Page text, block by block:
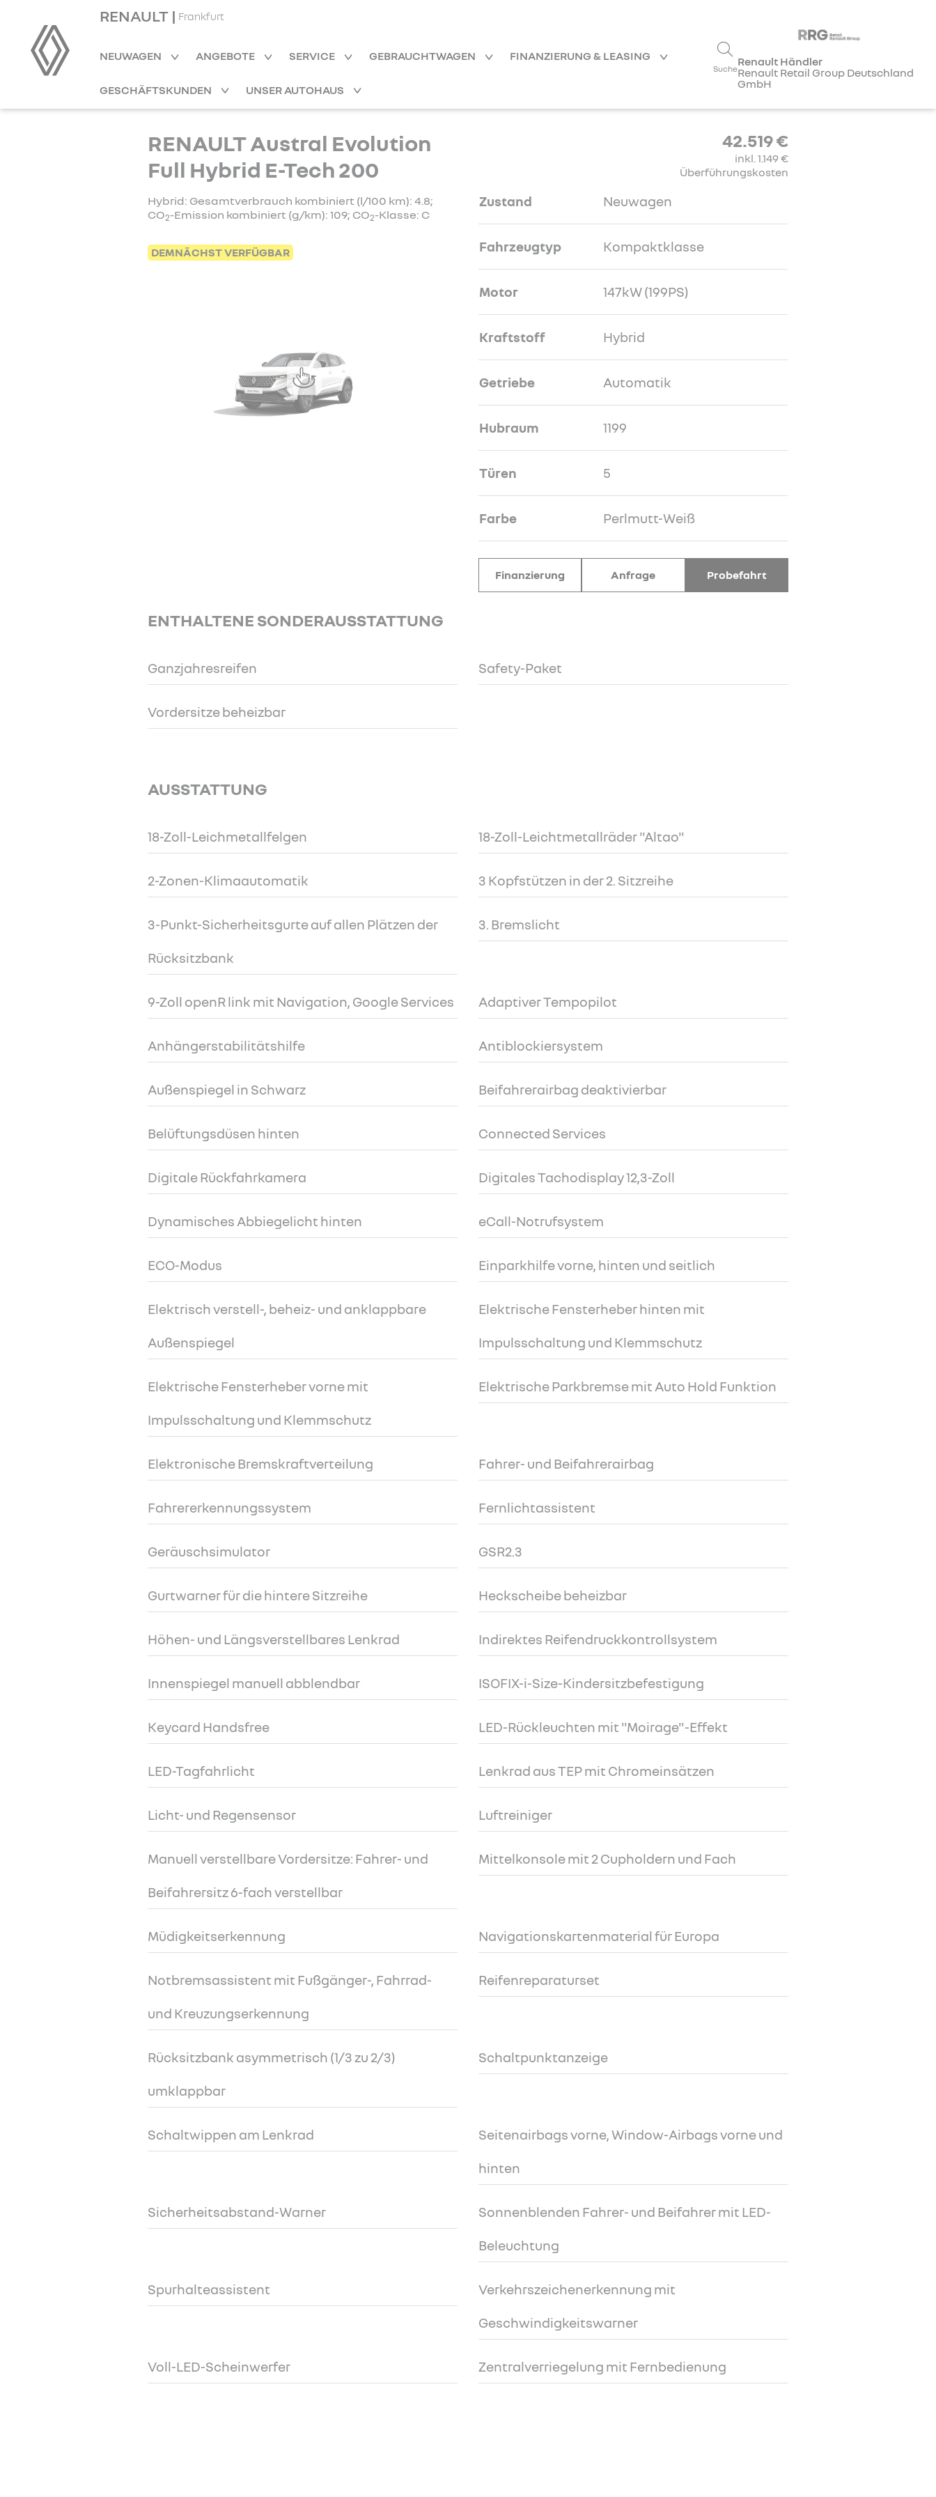
RENAULT | Frankfurt
NEUWAGEN ANGEBOTE SERVICE GEBRAUCHTWAGEN FINANZIERUNG & LEASING
GESCHÄFTSKUNDEN UNSER AUTOHAUS
SucheRenault Händler
Renault Retail Group Deutschland
GmbH
RENAULT Austral Evolution
Full Hybrid E-Tech 200
Hybrid: Gesamtverbrauch kombiniert (l/100 km): 4.8;
CO2-Emission kombiniert (g/km): 109; CO2-Klasse: C
DEMNÄCHST VERFÜGBAR
42.519 €
inkl. 1.149 €
Überführungskosten
Zustand Neuwagen
Fahrzeugtyp Kompaktklasse
Motor 147kW (199PS)
Kraftstoff Hybrid
Getriebe Automatik
Hubraum 1199
Türen 5
Farbe Perlmutt-Weiß
Finanzierung Anfrage Probefahrt
ENTHALTENE SONDERAUSSTATTUNG
Ganzjahresreifen Safety-Paket
Vordersitze beheizbar
AUSSTATTUNG
18-Zoll-Leichmetallfelgen 18-Zoll-Leichtmetallräder "Altao"
2-Zonen-Klimaautomatik 3 Kopfstützen in der 2. Sitzreihe
3-Punkt-Sicherheitsgurte auf allen Plätzen der
Rücksitzbank
3. Bremslicht
9-Zoll openR link mit Navigation, Google Services Adaptiver Tempopilot
Anhängerstabilitätshilfe Antiblockiersystem
Außenspiegel in Schwarz Beifahrerairbag deaktivierbar
Belüftungsdüsen hinten Connected Services
Digitale Rückfahrkamera Digitales Tachodisplay 12,3-Zoll
Dynamisches Abbiegelicht hinten eCall-Notrufsystem
ECO-Modus Einparkhilfe vorne, hinten und seitlich
Elektrisch verstell-, beheiz- und anklappbare
Außenspiegel
Elektrische Fensterheber hinten mit
Impulsschaltung und Klemmschutz
Elektrische Fensterheber vorne mit
Impulsschaltung und Klemmschutz
Elektrische Parkbremse mit Auto Hold Funktion
Elektronische Bremskraftverteilung Fahrer- und Beifahrerairbag
Fahrererkennungssystem Fernlichtassistent
Geräuschsimulator GSR2.3
Gurtwarner für die hintere Sitzreihe Heckscheibe beheizbar
Höhen- und Längsverstellbares Lenkrad Indirektes Reifendruckkontrollsystem
Innenspiegel manuell abblendbar ISOFIX-i-Size-Kindersitzbefestigung
Keycard Handsfree LED-Rückleuchten mit "Moirage"-Effekt
LED-Tagfahrlicht Lenkrad aus TEP mit Chromeinsätzen
Licht- und Regensensor Luftreiniger
Manuell verstellbare Vordersitze: Fahrer- und
Beifahrersitz 6-fach verstellbar
Mittelkonsole mit 2 Cupholdern und Fach
Müdigkeitserkennung Navigationskartenmaterial für Europa
Notbremsassistent mit Fußgänger-, Fahrrad-
und Kreuzungserkennung
Reifenreparaturset
Rücksitzbank asymmetrisch (1/3 zu 2/3)
umklappbar
Schaltpunktanzeige
Schaltwippen am Lenkrad Seitenairbags vorne, Window-Airbags vorne und
hinten
Sicherheitsabstand-Warner Sonnenblenden Fahrer- und Beifahrer mit LED-
Beleuchtung
Spurhalteassistent Verkehrszeichenerkennung mit
Geschwindigkeitswarner
Voll-LED-Scheinwerfer Zentralverriegelung mit Fernbedienung